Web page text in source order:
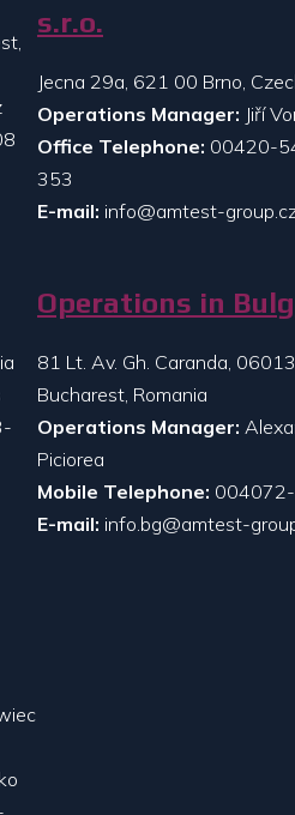
s.r.o.
Jecna 29a, 621 00 Brno,
Operations Manager: Jiří
Office Telephone: 00420-
353
E-mail: info@amtest-
Operations in
81 Lt. Av. Gh. Caranda,
Bucharest, Romania
Operations Manager:
Piciorea
Mobile Telephone:
E-mail: info.bg@amtest-